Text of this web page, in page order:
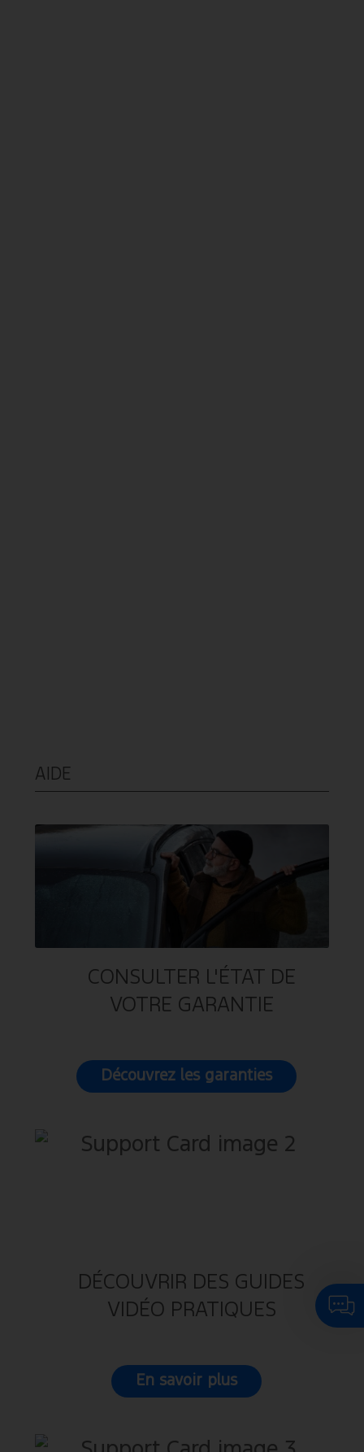
Cliquez ici pour discuter avec notre
virtuel
AIDE
CONSULTER L'ÉTAT DE
VOTRE GARANTIE
Découvrez les garanties
DÉCOUVRIR DES GUIDES
VIDÉO PRATIQUES
En savoir plus